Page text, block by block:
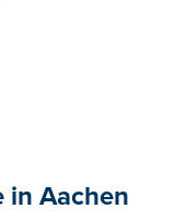
in Aachen